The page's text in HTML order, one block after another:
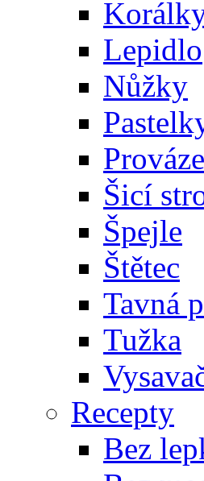
Lepidlo
Nůžky
Šicí
Špejle
Štětec
Tavná
Tužka
Recepty
Bez